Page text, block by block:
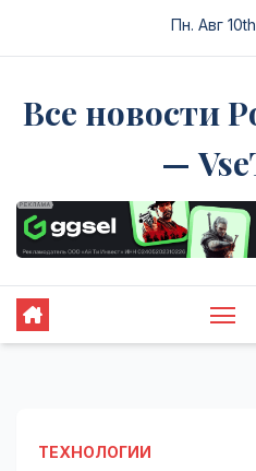
Пн. Авг
Все новости
—
ТЕХНОЛОГИИ